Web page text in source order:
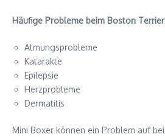
Häufige Probleme beim Boston
Atmungsprobleme
Katarakte
Epilepsie
Herzprobleme
Dermatitis
Mini Boxer können ein Problem auf